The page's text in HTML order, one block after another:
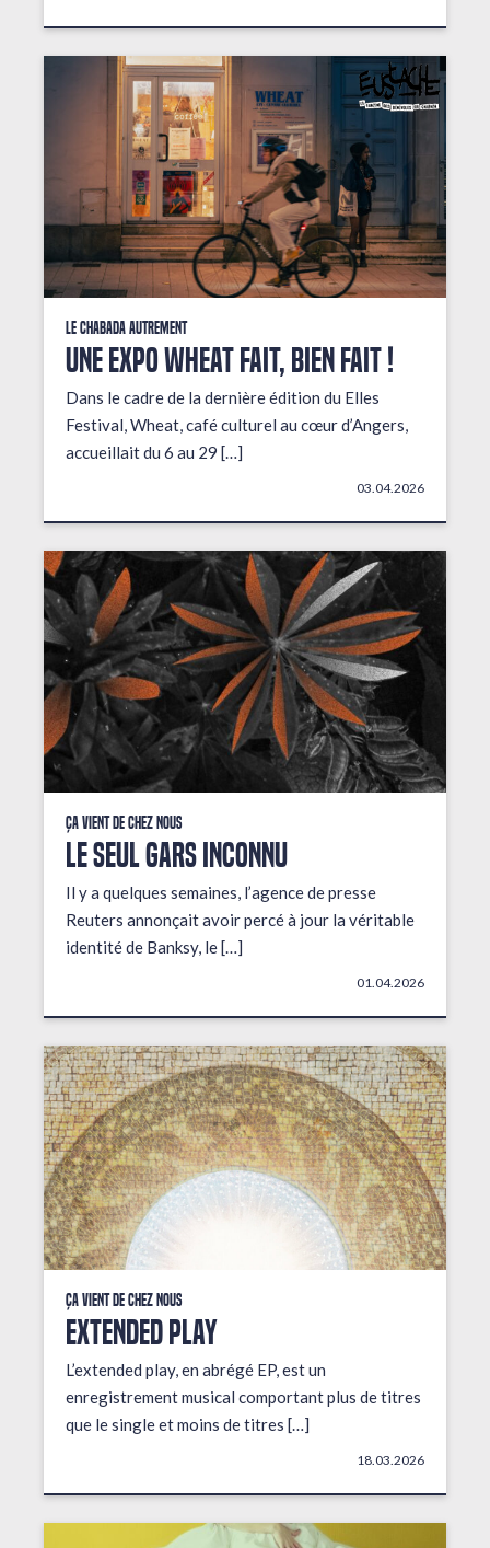
Le Chabada autrement
Une expo wheat fait, bien fait !
Dans le cadre de la dernière édition du Elles
Festival, Wheat, café culturel au cœur d’Angers,
accueillait du 6 au 29 […]
03.04.2026
Ça vient de chez nous
LE SEUL GARS INCONNU
Il y a quelques semaines, l’agence de presse
Reuters annonçait avoir percé à jour la véritable
identité de Banksy, le […]
01.04.2026
Ça vient de chez nous
EXTENDED PLAY
L’extended play, en abrégé EP, est un
enregistrement musical comportant plus de titres
que le single et moins de titres […]
18.03.2026